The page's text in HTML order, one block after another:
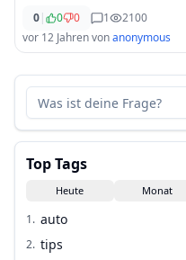
0| 0 0 1
2100
vor 12 Jahrenvonanonymous
Top Tags
Heute Monat
1. auto
2. tips